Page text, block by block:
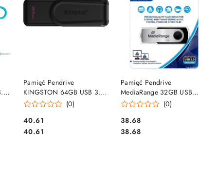
Pamięć Pendrive
KINGSTON 64GB USB 3.2
GEN1 Data Traveler Exodia
(0)
Cena:
40.61
Cena:
40.61
DO KOSZYKA
Pamięć Pendrive
MediaRange 32GB USB
2.0, obracany, srebrno-
(0)
Cena:
38.68
Cena:
38.68
DO KOSZYKA